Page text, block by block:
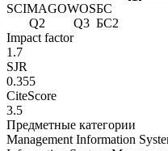
SCIMAGO
Q2
WOS
Q3
БС
БС2
Impact factor
1.7
SJR
0.355
CiteScore
3.5
Предметные категории
Management Information